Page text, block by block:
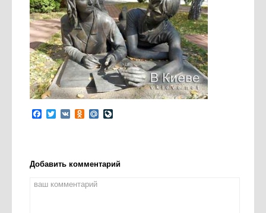
Facebook
Twitter
VK Odnoklassniki
Mail.Ru
Добавить комментарий